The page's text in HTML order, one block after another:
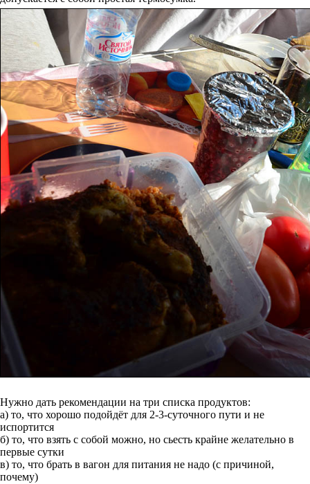
Нужно дать рекомендации на три списка продуктов:
а) то, что хорошо подойдёт для 2-3-суточного пути и не
испортится
б) то, что взять с собой можно, но сьесть крайне желательно в
первые сутки
в) то, что брать в вагон для питания не надо (с причиной,
почему)